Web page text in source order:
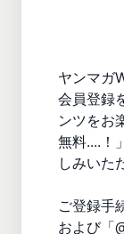
ヤンマガ
会員登録
ンツをお
無料....！
しみいた
ご登録手
および「